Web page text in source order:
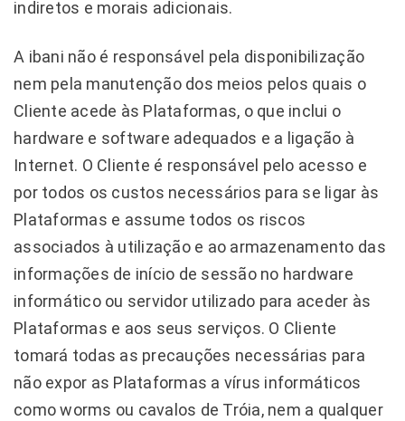
indiretos e morais adicionais.
A ibani não é responsável pela disponibilização
nem pela manutenção dos meios pelos quais o
Cliente acede às Plataformas, o que inclui o
hardware e software adequados e a ligação à
Internet. O Cliente é responsável pelo acesso e
por todos os custos necessários para se ligar às
Plataformas e assume todos os riscos
associados à utilização e ao armazenamento das
informações de início de sessão no hardware
informático ou servidor utilizado para aceder às
Plataformas e aos seus serviços. O Cliente
tomará todas as precauções necessárias para
não expor as Plataformas a vírus informáticos
como worms ou cavalos de Tróia, nem a qualquer